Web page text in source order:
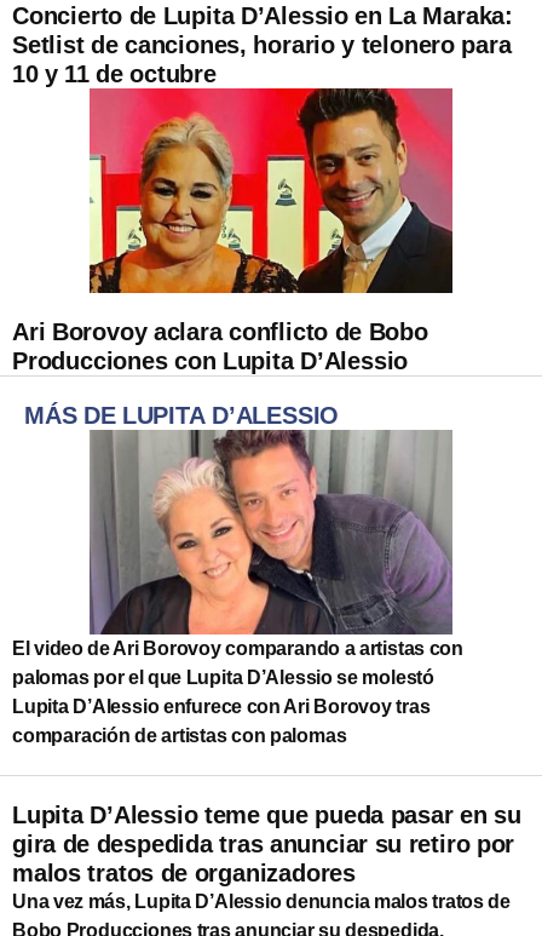
Concierto de Lupita D’Alessio en La Maraka:
Setlist de canciones, horario y telonero para
10 y 11 de octubre
Ari Borovoy aclara conflicto de Bobo
Producciones con Lupita D’Alessio
MÁS DE LUPITA D’ALESSIO
El video de Ari Borovoy comparando a artistas con
palomas por el que Lupita D’Alessio se molestó
Lupita D’Alessio enfurece con Ari Borovoy tras
comparación de artistas con palomas
Lupita D’Alessio teme que pueda pasar en su
gira de despedida tras anunciar su retiro por
malos tratos de organizadores
Una vez más, Lupita D’Alessio denuncia malos tratos de
Bobo Producciones tras anunciar su despedida.